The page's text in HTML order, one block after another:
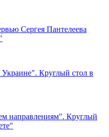
Сергея Пантелеева
Круглый стол в
направлениям". Круглый